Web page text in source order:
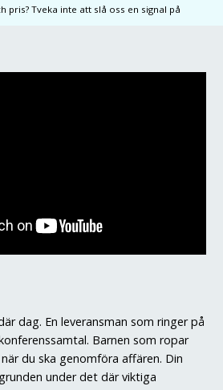
pris? Tveka inte att slå oss en signal på
dag. En leveransman som ringer på
Barnen som ropar
du ska genomföra affären. Din
under det där viktiga